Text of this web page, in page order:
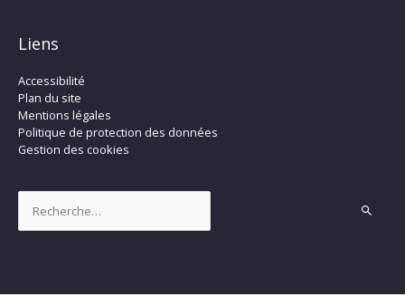
Liens
Accessibilité
Plan du site
Mentions légales
Politique de protection des données
Gestion des cookies